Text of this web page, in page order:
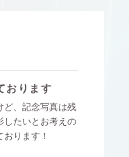
おります
ど、記念写真は残
したいとお考えの
ります！